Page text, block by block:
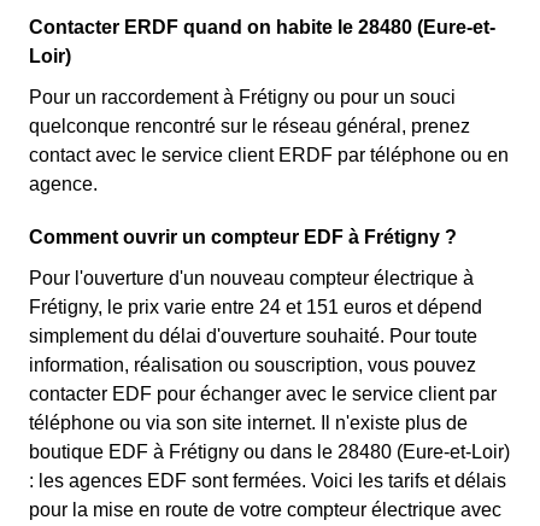
Contacter ERDF quand on habite le 28480 (Eure-et-
Loir)
Pour un raccordement à Frétigny ou pour un souci
quelconque rencontré sur le réseau général, prenez
contact avec le service client ERDF par téléphone ou en
agence.
Comment ouvrir un compteur EDF à Frétigny ?
Pour l'ouverture d'un nouveau compteur électrique à
Frétigny, le prix varie entre 24 et 151 euros et dépend
simplement du délai d'ouverture souhaité. Pour toute
information, réalisation ou souscription, vous pouvez
contacter EDF pour échanger avec le service client par
téléphone ou via son site internet. Il n'existe plus de
boutique EDF à Frétigny ou dans le 28480 (Eure-et-Loir)
: les agences EDF sont fermées. Voici les tarifs et délais
pour la mise en route de votre compteur électrique avec